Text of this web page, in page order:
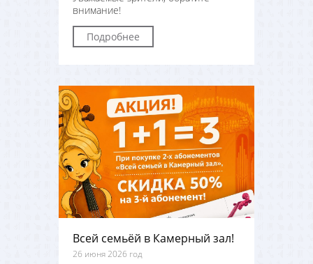
внимание!
Подробнее
Всей семьёй в Камерный зал!
26 июня 2026 год